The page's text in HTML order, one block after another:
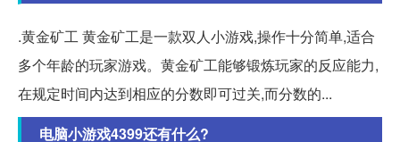
.黄金矿工 黄金矿工是一款双人小游戏,操作十分简单,适合
多个年龄的玩家游戏。黄金矿工能够锻炼玩家的反应能力,
在规定时间内达到相应的分数即可过关,而分数的...
电脑小游戏4399还有什么?